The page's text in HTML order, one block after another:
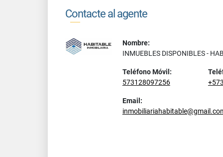
Contacte al agente
Nombre:
INMUEBLES DISPONIBLES -
Teléfono Móvil:
573128097256
Email: